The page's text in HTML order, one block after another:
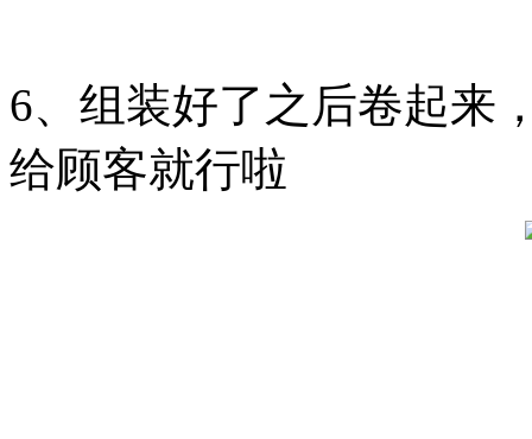
6、组装好了之后卷起来
给顾客就行啦